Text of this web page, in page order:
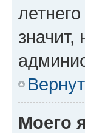
Моего